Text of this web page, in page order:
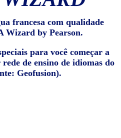
francesa com qualidade
Wizard by Pearson.
para você começar a
de ensino de idiomas do
Geofusion).